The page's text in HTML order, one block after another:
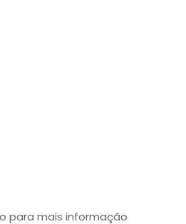
para mais informação